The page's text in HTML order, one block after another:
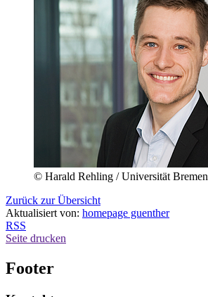
© Harald Rehling / Universität Bremen
Zurück zur Übersicht
Aktualisiert von: homepage guenther
RSS
Seite drucken
Footer